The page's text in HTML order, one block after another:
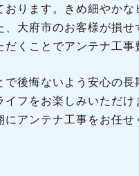
おります。きめ細やか
、大府市のお客様が損
くことでアンテナ工事
で後悔ないよう安心の
イフをお楽しみいただ
にアンテナ工事をお任